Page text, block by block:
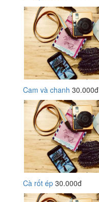
Cam và chanh 30.000đ
Cà rốt ép 30.000đ